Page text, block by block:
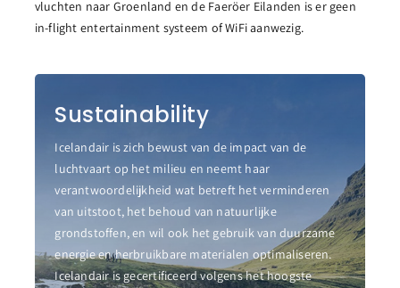
vluchten naar Groenland en de Faeröer Eilanden is er geen
in-flight entertainment systeem of WiFi aanwezig.
Sustainability
Icelandair is zich bewust van de impact van de
luchtvaart op het milieu en neemt haar
verantwoordelijkheid wat betreft het verminderen
van uitstoot, het behoud van natuurlijke
grondstoffen, en wil ook het gebruik van duurzame
energie en herbruikbare materialen optimaliseren.
Icelandair is gecertificeerd volgens het hoogste